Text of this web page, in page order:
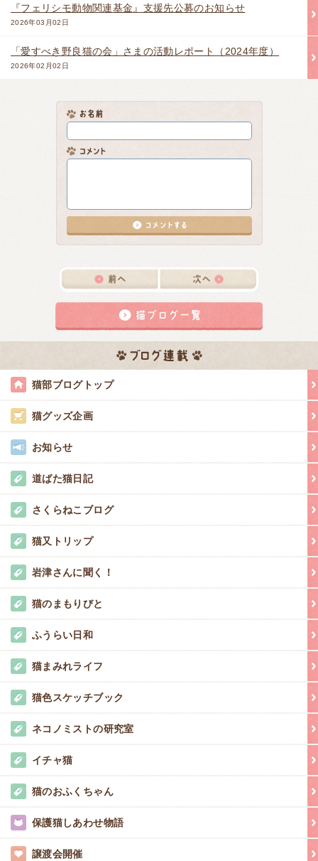
『フェリシモ動物関連基金』支援先公募のお知らせ
2026年03月02日
「愛すべき野良猫の会」さまの活動レポート（2024年度）
2026年02月02日
猫部ブログトップ
猫グッズ企画
お知らせ
道ばた猫日記
さくらねこブログ
猫又トリップ
岩津さんに聞く！
猫のまもりびと
ふうらい日和
猫まみれライフ
猫色スケッチブック
ネコノミストの研究室
イチャ猫
猫のおふくちゃん
保護猫しあわせ物語
譲渡会開催